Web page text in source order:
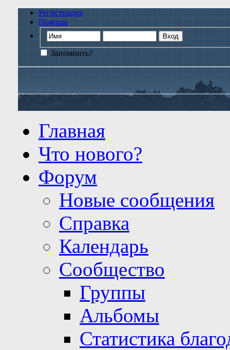
Регистрация
Помощь
Запомнить?
Главная
Что нового?
Форум
Новые сообщения
Справка
Календарь
Сообщество
Группы
Альбомы
Статистика